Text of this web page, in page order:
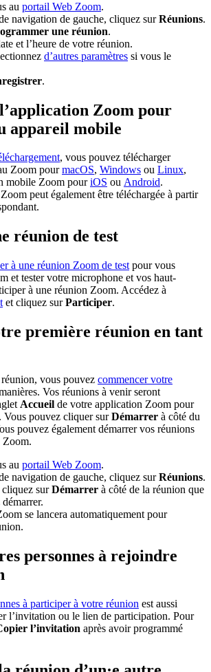
au portail Web Zoom.
navigation de gauche, cliquez surRéunions.
une réunion.
et l’heure de votre réunion.
d’autres paramètres si vous le
.
Zoom pour
appareil mobile
, vous pouvez télécharger
Zoom pourmacOS, Windows ou Linux,
mobile Zoom pouriOS ou Android.
peut également être téléchargée à partir
réunion de test
à une réunion Zoom de test pour vous
et tester votre microphone et vos haut-
à une réunion Zoom. Accédez à
et cliquez surParticiper.
première réunion en tant
vous pouvez commencer votre
Vos réunions à venir seront
Accueil de votre application Zoom pour
pouvez cliquer surDémarrer à côté du
pouvez également démarrer vos réunions
Zoom.
au portail Web Zoom.
navigation de gauche, cliquez surRéunions.
cliquez surDémarrer à côté de la réunion que
se lancera automatiquement pour
personnes à rejoindre
à participer à votre réunion est aussi
l’invitation ou le lien de participation. Pour
l’invitation après avoir programmé